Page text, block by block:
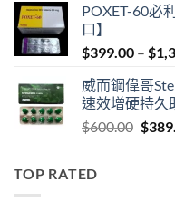
was:
POXET-60必
口】
$399.00 – $
威而鋼偉哥
速效增硬持久
$600.00 $
TOP RATED